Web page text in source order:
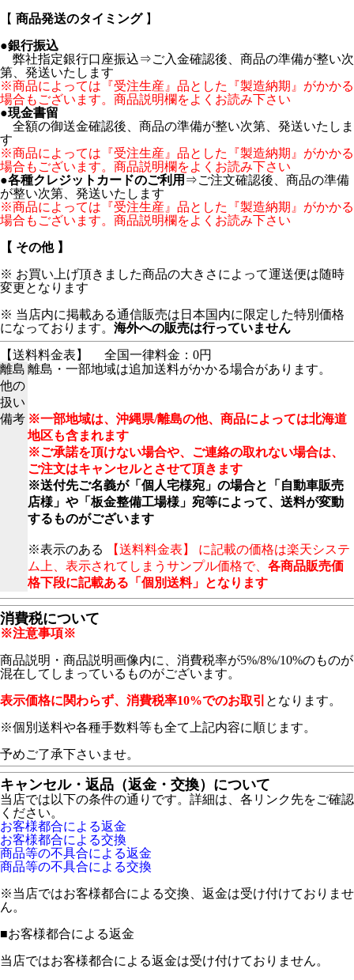
【 商品発送のタイミング】
●銀行振込
弊社指定銀行口座振込⇒ご入金確認後、商品の準備が整い次
第、発送いたします
※商品によっては『受注生産』品とした『製造納期』がかかる
場合もございます。商品説明欄をよくお読み下さい
●現金書留
全額の御送金確認後、商品の準備が整い次第、発送いたしま
す
※商品によっては『受注生産』品とした『製造納期』がかかる
場合もございます。商品説明欄をよくお読み下さい
●各種クレジットカードのご利用 ⇒ご注文確認後、商品の準備
が整い次第、発送いたします
※商品によっては『受注生産』品とした『製造納期』がかかる
場合もございます。商品説明欄をよくお読み下さい
【 その他 】
※ お買い上げ頂きました商品の大きさによって運送便は随時
変更となります
※ 当店内に掲載ある通信販売は日本国内に限定した特別価格
になっております。 海外への販売は行っていません
【送料料金表】
全国一律料金：0円
離島
他の
扱い
離島・一部地域は追加送料がかかる場合があります。
備考 ※一部地域は、沖縄県/離島の他、商品によっては北海道
地区も含まれます
※ご承諾を頂けない場合や、ご連絡の取れない場合は、
ご注文はキャンセルとさせて頂きます
※送付先ご名義が「個人宅様宛」の場合と「自動車販売
店様」や「板金整備工場様」宛等によって、送料が変動
するものがございます
※表示のある
【送料料金表】 に記載の価格は楽天システ
ム上、表示されてしまうサンプル価格で、 各商品販売価
格下段に記載ある「個別送料」となります
消費税について
※注意事項※
商品説明・商品説明画像内に、消費税率が5%/8%/10%のものが
混在してしまっているものがございます。
表示価格に関わらず、消費税率10%でのお取引 となります。
※個別送料や各種手数料等も全て上記内容に順じます。
予めご了承下さいませ。
キャンセル・返品（返金・交換）について
当店では以下の条件の通りです。詳細は、各リンク先をご確認
ください。
お客様都合による返金
お客様都合による交換
商品等の不具合による返金
商品等の不具合による交換
※当店ではお客様都合による交換、返金は受け付けておりませ
ん。
■お客様都合による返金
当店ではお客様都合による返金は受け付けておりません。